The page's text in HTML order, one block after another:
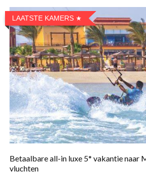
LAATSTE KAMERS
Betaalbare all-in luxe 5* vakantie naar
vluchten